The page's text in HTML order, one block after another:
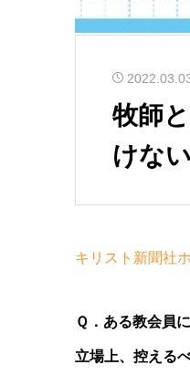
牧師
けな
キリスト新聞社
Ｑ．ある教会員
立場上、控える